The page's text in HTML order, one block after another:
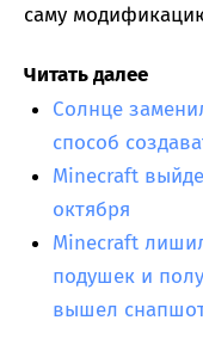
саму
Читать далее
Солнце
способ
Minecraft
октября
Minecraft
подушек и
вышел